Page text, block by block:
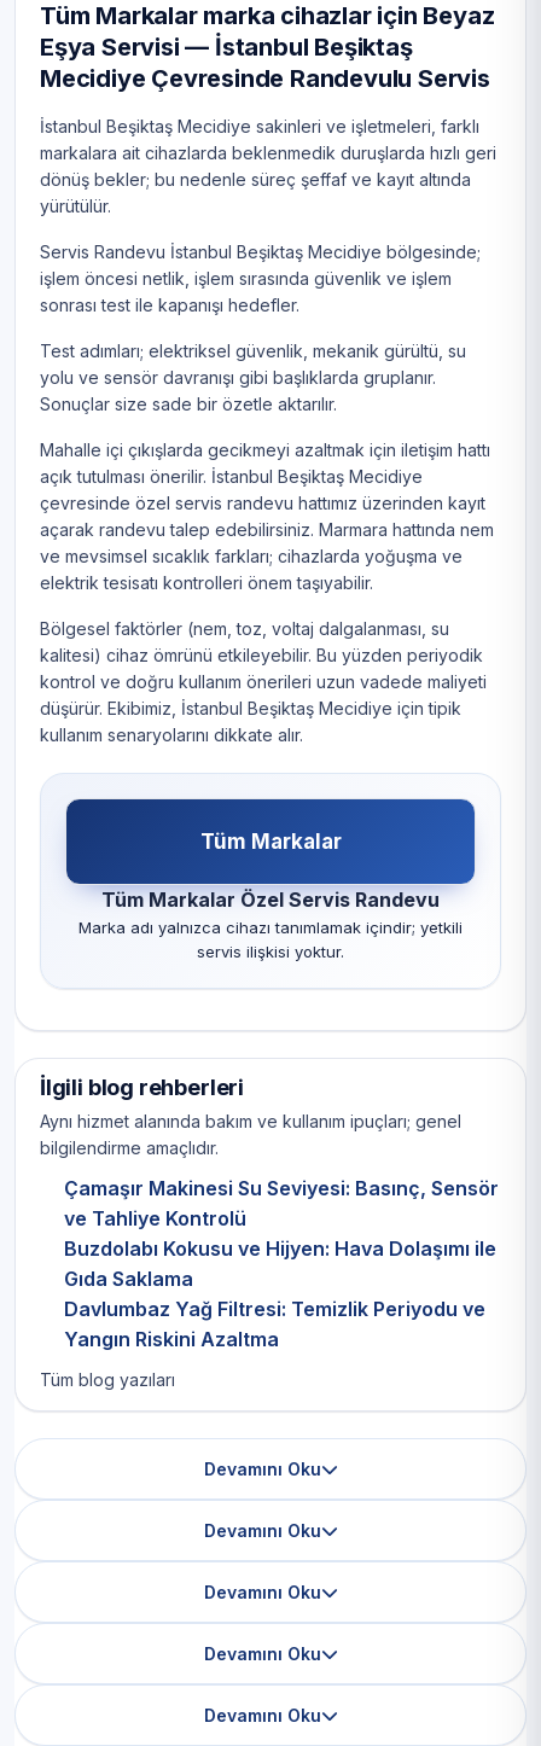
Tüm Markalar marka cihazlar için Beyaz
Eşya Servisi — İstanbul Beşiktaş
Mecidiye Çevresinde Randevulu Servis
İstanbul Beşiktaş Mecidiye sakinleri ve işletmeleri, farklı
markalara ait cihazlarda beklenmedik duruşlarda hızlı geri
dönüş bekler; bu nedenle süreç şeffaf ve kayıt altında
yürütülür.
Servis Randevu İstanbul Beşiktaş Mecidiye bölgesinde;
işlem öncesi netlik, işlem sırasında güvenlik ve işlem
sonrası test ile kapanışı hedefler.
Test adımları; elektriksel güvenlik, mekanik gürültü, su
yolu ve sensör davranışı gibi başlıklarda gruplanır.
Sonuçlar size sade bir özetle aktarılır.
Mahalle içi çıkışlarda gecikmeyi azaltmak için iletişim hattı
açık tutulması önerilir. İstanbul Beşiktaş Mecidiye
çevresinde özel servis randevu hattımız üzerinden kayıt
açarak randevu talep edebilirsiniz. Marmara hattında nem
ve mevsimsel sıcaklık farkları; cihazlarda yoğuşma ve
elektrik tesisatı kontrolleri önem taşıyabilir.
Bölgesel faktörler (nem, toz, voltaj dalgalanması, su
kalitesi) cihaz ömrünü etkileyebilir. Bu yüzden periyodik
kontrol ve doğru kullanım önerileri uzun vadede maliyeti
düşürür. Ekibimiz, İstanbul Beşiktaş Mecidiye için tipik
kullanım senaryolarını dikkate alır.
Tüm Markalar
Tüm Markalar Özel Servis Randevu
Marka adı yalnızca cihazı tanımlamak içindir; yetkili
servis ilişkisi yoktur.
İlgili blog rehberleri
Aynı hizmet alanında bakım ve kullanım ipuçları; genel
bilgilendirme amaçlıdır.
Çamaşır Makinesi Su Seviyesi: Basınç, Sensör
ve Tahliye Kontrolü
Buzdolabı Kokusu ve Hijyen: Hava Dolaşımı ile
Gıda Saklama
Davlumbaz Yağ Filtresi: Temizlik Periyodu ve
Yangın Riskini Azaltma
Tüm blog yazıları
Devamını Oku
Devamını Oku
Devamını Oku
Devamını Oku
Devamını Oku